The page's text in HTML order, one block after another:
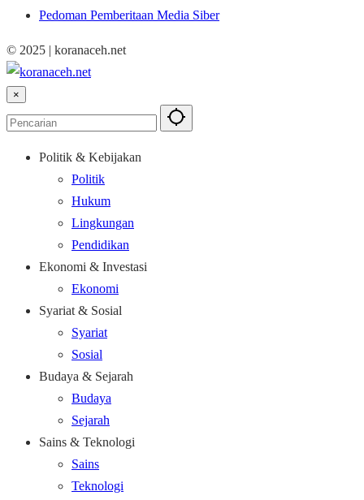
Pedoman Pemberitaan Media Siber
© 2025 | koranaceh.net
×
Politik & Kebijakan
Politik
Hukum
Lingkungan
Pendidikan
Ekonomi & Investasi
Ekonomi
Syariat & Sosial
Syariat
Sosial
Budaya & Sejarah
Budaya
Sejarah
Sains & Teknologi
Sains
Teknologi